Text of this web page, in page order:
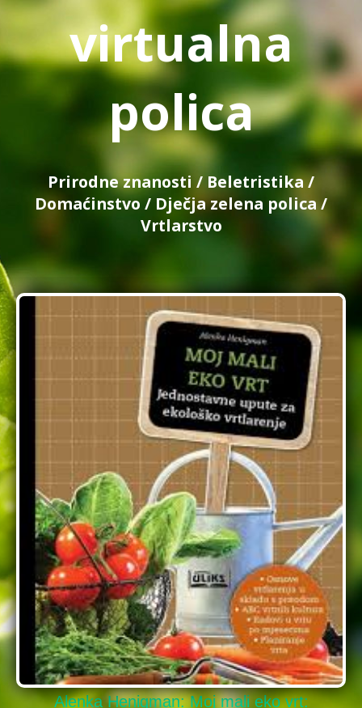
virtualna
polica
Prirodne znanosti / Beletristika/
Domaćinstvo / Dječja zelena polica /
Vrtlarstvo